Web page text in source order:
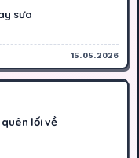
sưa
15.05.2026
lối về